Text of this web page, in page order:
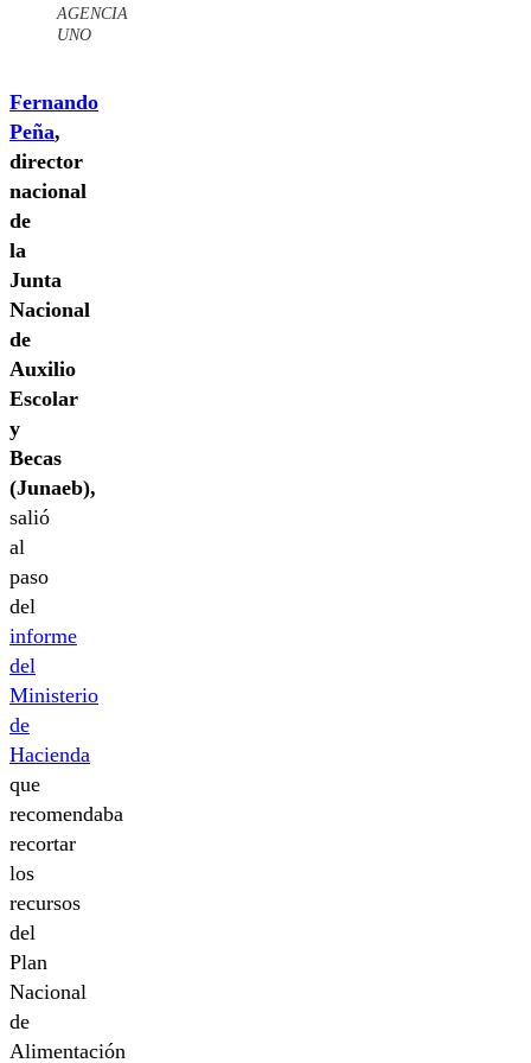
AGENCIA
UNO
Fernando
Peña,
director
nacional
de
la
Junta
Nacional
de
Auxilio
Escolar
y
Becas
(Junaeb),
salió
al
paso
del
informe
del
Ministerio
de
Hacienda
que
recomendaba
recortar
los
recursos
del
Plan
Nacional
de
Alimentación